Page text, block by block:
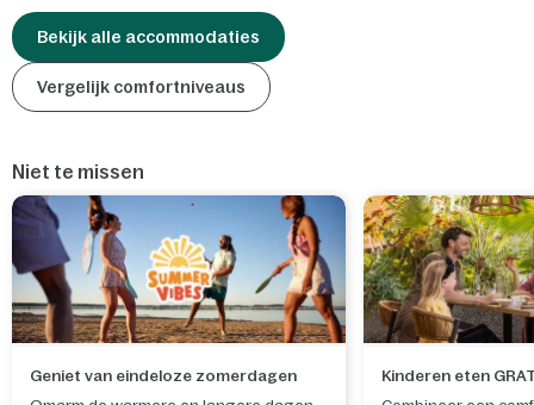
Bekijk alle accommodaties
Vergelijk comfortniveaus
Niet te missen
Geniet van eindeloze zomerdagen
Kinderen eten